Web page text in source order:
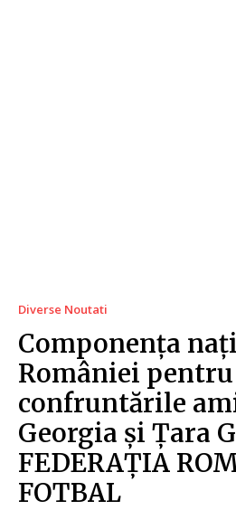
Diverse Noutati
Componența
României pentru
confruntările
Georgia și Țara
FEDERAȚIA
FOTBAL